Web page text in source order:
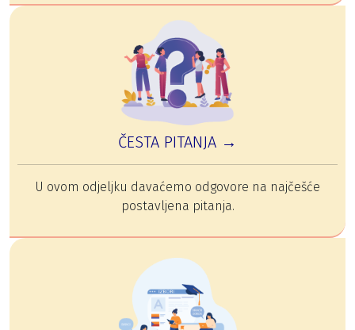
ČESTA PITANJA →
U ovom odjeljku davaćemo odgovore na najčešće
postavljena pitanja.